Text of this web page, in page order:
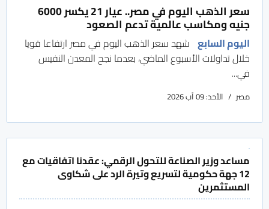
سعر الذهب اليوم في مصر.. عيار 21 يكسر 6000
جنيه ومكاسب عالمية تدعم الصعود
اليوم السابع شهد سعر الذهب اليوم في مصر ارتفاعا قويا
خلال تداولات الأسبوع الماضي، بعدما نجح المعدن النفيس
في...
مصر الأحد: 09 آب 2026
مساعد وزير الصناعة للتحول الرقمي: عقدنا اتفاقيات مع
12 جهة حكومية لتسريع وتيرة الرد على شكاوى
المستثمرين